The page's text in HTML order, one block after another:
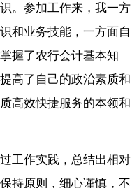
。参加工作来，我一方
和业务技能，一方面自
握了农行会计基本知
高了自己的政治素质和
高效快捷服务的本领和
工作实践，总结出相对
持原则，细心谨慎，不